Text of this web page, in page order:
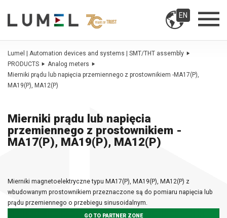
EN
Lumel | Automation devices and systems | SMT/THT assembly
PRODUCTS
Analog meters
Mierniki prądu lub napięcia przemiennego z prostownikiem -MA17(P),
MA19(P), MA12(P)
Mierniki prądu lub napięcia
przemiennego z prostownikiem -
MA17(P), MA19(P), MA12(P)
Mierniki magnetoelektryczne typu MA17(P), MA19(P), MA12(P) z
wbudowanym prostownikiem przeznaczone są do pomiaru napięcia lub
prądu przemiennego o przebiegu sinusoidalnym.
GO TO PARTNER ZONE